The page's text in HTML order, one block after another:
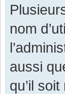
nom
aussi
qu’il